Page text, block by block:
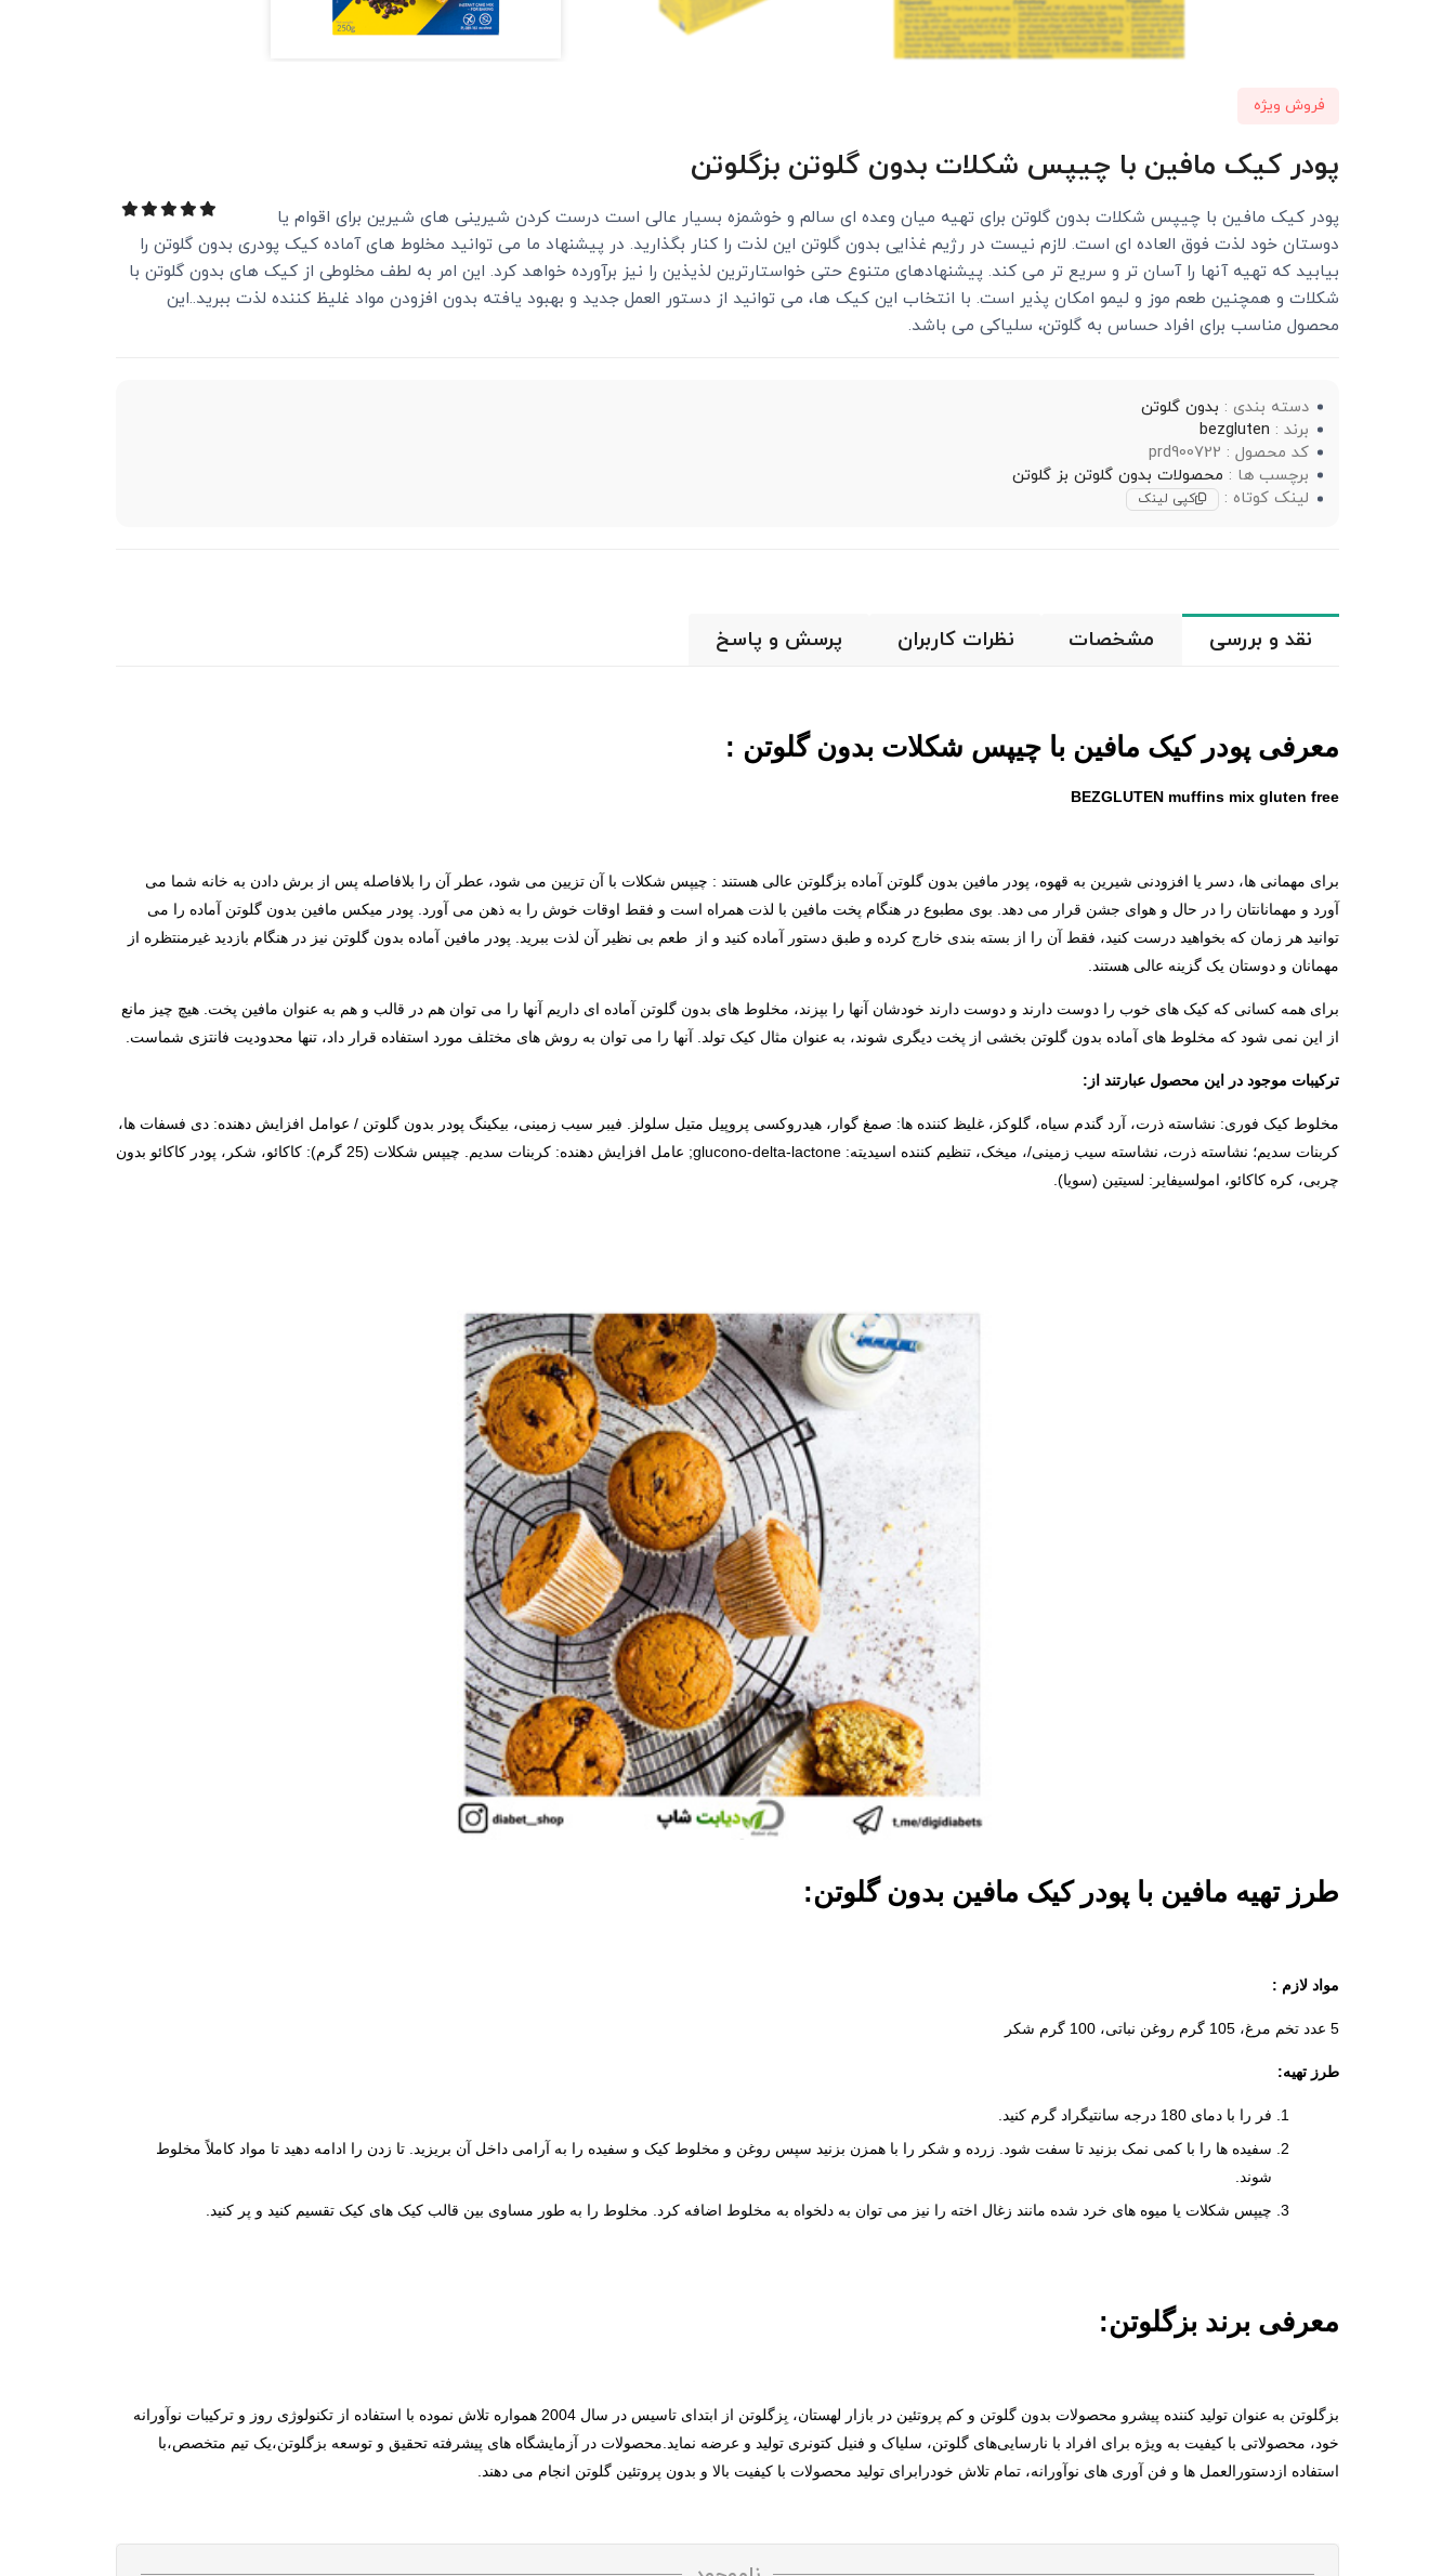
فروش ویژه
پودر کیک مافین با چیپس شکلات بدون گلوتن بزگلوتن
پودر کیک مافین با چیپس شکلات بدون گلوتن برای تهیه میان وعده ای سالم و خوشمزه بسیار عالی است درست کردن شیرینی های شیرین برای اقوام یا
دوستان خود لذت فوق العاده ای است. لازم نیست در رژیم غذایی بدون گلوتن این لذت را کنار بگذارید. در پیشنهاد ما می توانید مخلوط های آماده کیک پودری بدون گلوتن را
بیابید که تهیه آنها را آسان تر و سریع تر می کند. پیشنهادهای متنوع حتی خواستارترین لذیذین را نیز برآورده خواهد کرد. این امر به لطف مخلوطی از کیک های بدون گلوتن با
شکلات و همچنین طعم موز و لیمو امکان پذیر است. با انتخاب این کیک ها، می توانید از دستور العمل جدید و بهبود یافته بدون افزودن مواد غلیظ کننده لذت ببرید..این
محصول مناسب برای افراد حساس به گلوتن، سلیاکی می باشد.
دسته بندی : بدون گلوتن
برند : bezgluten
کد محصول : prd900722
برچسب ها : محصولات بدون گلوتن بز گلوتن
لینک کوتاه :
کپی لینک
نقد و بررسی مشخصات نظرات کاربران پرسش و پاسخ
معرفی پودر کیک مافین با چیپس شکلات بدون گلوتن :
BEZGLUTEN muffins mix gluten free
برای مهمانی ها، دسر یا افزودنی شیرین به قهوه، پودر مافین بدون گلوتن آماده بزگلوتن عالی هستند : چیپس شکلات با آن تزیین می شود، عطر آن را بلافاصله پس از برش دادن به خانه شما می
آورد و مهمانانتان را در حال و هوای جشن قرار می دهد. بوی مطبوع در هنگام پخت مافین با لذت همراه است و فقط اوقات خوش را به ذهن می آورد. پودر میکس مافین بدون گلوتن آماده را می
توانید هر زمان که بخواهید درست کنید، فقط آن را از بسته بندی خارج کرده و طبق دستور آماده کنید و از طعم بی نظیر آن لذت ببرید. پودر مافین آماده بدون گلوتن نیز در هنگام بازدید غیرمنتظره از
مهمانان و دوستان یک گزینه عالی هستند.
برای همه کسانی که کیک های خوب را دوست دارند و دوست دارند خودشان آنها را بپزند، مخلوط های بدون گلوتن آماده ای داریم آنها را می توان هم در قالب و هم به عنوان مافین پخت. هیچ چیز مانع
از این نمی شود که مخلوط های آماده بدون گلوتن بخشی از پخت دیگری شوند، به عنوان مثال کیک تولد. آنها را می توان به روش های مختلف مورد استفاده قرار داد، تنها محدودیت فانتزی شماست.
ترکیبات موجود در این محصول عبارتند از:
مخلوط کیک فوری: نشاسته ذرت، آرد گندم سیاه، گلوکز، غلیظ کننده ها: صمغ گوار، هیدروکسی پروپیل متیل سلولز. فیبر سیب زمینی، بیکینگ پودر بدون گلوتن / عوامل افزایش دهنده: دی فسفات ها،
کربنات سدیم؛ نشاسته ذرت، نشاسته سیب زمینی/، میخک، تنظیم کننده اسیدیته: glucono-delta-lactone; عامل افزایش دهنده: کربنات سدیم. چیپس شکلات (25 گرم): کاکائو، شکر، پودر کاکائو بدون
چربی، کره کاکائو، امولسیفایر: لسیتین (سویا).
طرز تهیه مافین با پودر کیک مافین بدون گلوتن:
مواد لازم :
5 عدد تخم مرغ، 105 گرم روغن نباتی، 100 گرم شکر
طرز تهیه:
فر را با دمای 180 درجه سانتیگراد گرم کنید.
سفیده ها را با کمی نمک بزنید تا سفت شود. زرده و شکر را با همزن بزنید سپس روغن و مخلوط کیک و سفیده را به آرامی داخل آن بریزید. تا زدن را ادامه دهید تا مواد کاملاً مخلوط
شوند.
چیپس شکلات یا میوه های خرد شده مانند زغال اخته را نیز می توان به دلخواه به مخلوط اضافه کرد. مخلوط را به طور مساوی بین قالب کیک های کیک تقسیم کنید و پر کنید.
معرفی برند بزگلوتن:
بزگلوتن به عنوان تولید کننده پیشرو محصولات بدون گلوتن و کم پروتئین در بازار لهستان، بِزگلوتن از ابتدای تاسیس در سال 2004 همواره تلاش نموده با استفاده از تکنولوژی روز و ترکیبات نوآورانه
خود، محصولاتی با کیفیت به ویژه برای افراد با نارسایی‌های گلوتن، سلیاک و فنیل کتونری تولید و عرضه نماید.محصولات در آزمایشگاه های پیشرفته تحقیق و توسعه بزگلوتن،یک تیم متخصص،با
استفاده ازدستورالعمل ها و فن آوری های نوآورانه، تمام تلاش خودرابرای تولید محصولات با کیفیت بالا و بدون پروتئین گلوتن انجام می دهند.